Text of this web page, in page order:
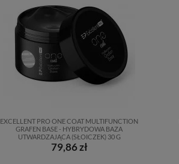
EXCELLENT PRO ONE COAT MULTIFUNCTION
GRAFEN BASE - HYBRYDOWA BAZA
UTWARDZAJĄCA (SŁOICZEK) 30 G
79,86 zł